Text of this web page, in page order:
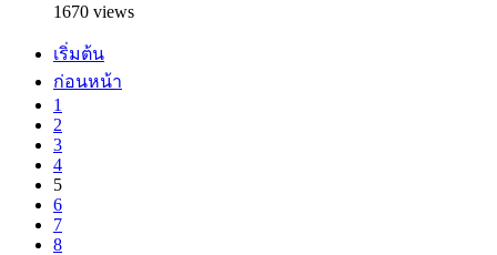
1670 views
เริ่มต้น
ก่อนหน้า
1
2
3
4
5
6
7
8